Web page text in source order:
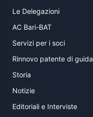
Le Delegazioni
AC Bari-BAT
Servizi per i soci
Rinnovo patente di guida
Storia
Notizie
Editoriali e Interviste